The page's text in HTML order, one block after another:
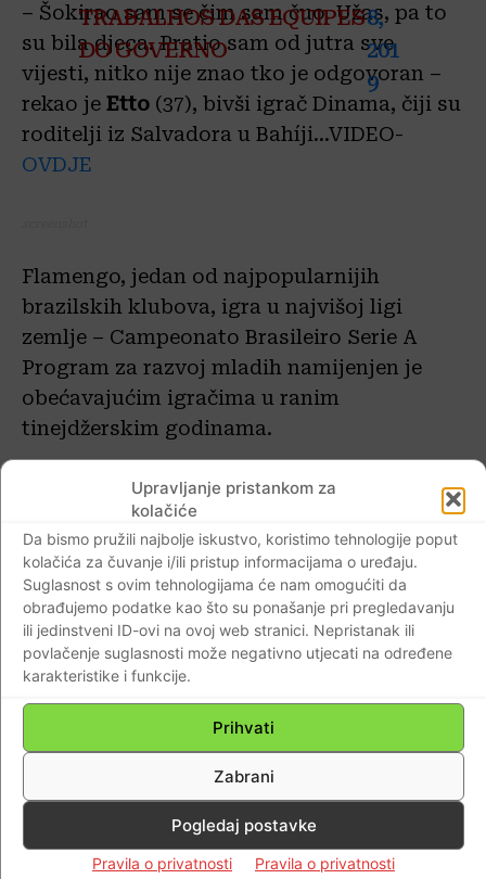
Upravljanje pristankom za
kolačiće
Da bismo pružili najbolje iskustvo, koristimo tehnologije poput
kolačića za čuvanje i/ili pristup informacijama o uređaju.
Suglasnost s ovim tehnologijama će nam omogućiti da
obrađujemo podatke kao što su ponašanje pri pregledavanju
ili jedinstveni ID-ovi na ovoj web stranici. Nepristanak ili
povlačenje suglasnosti može negativno utjecati na određene
karakteristike i funkcije.
Prihvati
Zabrani
Pogledaj postavke
Pravila o privatnosti Pravila o privatnosti
TRABALHOS DAS EQUIPES
DO GOVERNO
8,
201
9
– Šokirao sam se čim sam čuo. Užas, pa to
su bila djeca. Pratio sam od jutra sve
vijesti, nitko nije znao tko je odgovoran –
rekao je Etto (37), bivši igrač Dinama, čiji su
roditelji iz Salvadora u Bahíji…VIDEO-
OVDJE
Flamengo, jedan od najpopularnijih
brazilskih klubova, igra u najvišoj ligi
zemlje – Campeonato Brasileiro Serie A
Program za razvoj mladih namijenjen je
obećavajućim igračima u ranim
tinejdžerskim godinama.
Najmoderniji centar za obuku proširen je
prije dva mjeseca, navodi Reuters.
Neke od najvećih brazilskih zvijezda igrale
su u Flamengu, među njima Romário,
Ronaldinho i Zico, koji su predstavljali
zemlju na Svjetskim prvenstvima, i mnogi
drugi koji su igrali za istaknute momčadi u
Igrač Real Madrida Vinícius Júnior objavio
je tweet: “Molite za sve”, dok je službeni
Twitter Flamengo rekao da je klub “u